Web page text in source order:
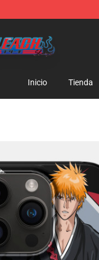
Inicio Tienda